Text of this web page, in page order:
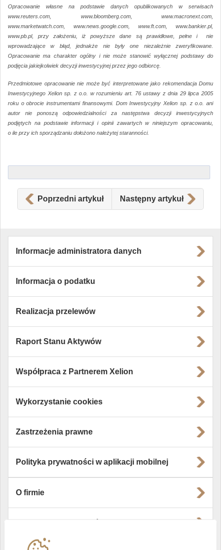
Opracowanie własne na podstawie danych opublikowanych w serwisach
www.reuters.com, www.bloomberg.com, www.macronext.com,
www.marketwatch.com, www.news.google.com, www.ft.com, www.bankier.pl,
www.pb.pl, przy założeniu, iż powyższe dane są prawidłowe, pełne i nie
wprowadzające w błąd, jednakże nie były one niezależnie zweryfikowane.
Opracowanie ma charakter ogólny i nie może stanowić wyłącznej podstawy do
podjęcia jakiejkolwiek decyzji inwestycyjnej przez jego odbiorcę.
Przedmiotowe opracowanie nie może być interpretowane jako rekomendacja Domu
Inwestycyjnego Xelion sp. z o.o. w rozumieniu art. 76 ustawy z dnia 29 lipca 2005
roku o obrocie instrumentami finansowymi. Dom Inwestycyjny Xelion sp. z o.o. ani
autor nie ponoszą odpowiedzialności za następstwa decyzji inwestycyjnych
podjętych na podstawie informacji i opinii zawartych w niniejszym opracowaniu,
o ile przy ich sporządzaniu dołożono należytej staranności.
Poprzedni artykuł Następny artykuł
Informacje administratora danych
Informacja o podatku
Realizacja przelewów
Raport Stanu Aktywów
Współpraca z Partnerem Xelion
Wykorzystanie cookies
Zastrzeżenia prawne
Polityka prywatności w aplikacji mobilnej
O firmie